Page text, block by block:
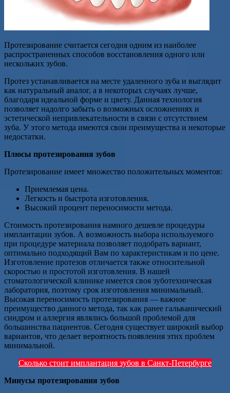
Протезирование считается сегодня одним из наиболее
распространенных способов восстановления одного или
нескольких зубов.
Протез устанавливается на месте удаленного зуба и выглядит
как натуральный аналог, а в некоторых случаях лучше,
благодаря идеальной форме и цвету. Данная технология
позволяет надолго забыть о возможных осложнениях и
эстетической непривлекательности в связи с отсутствием
зуба. У этого метода имеются свои преимущества и некоторые
недостатки.
Плюсы протезирования зубов
Протезирование имеет множество положительных моментов:
Приемлемая цена.
Легкость и быстрота изготовления.
Высокий процент переносимости метода.
Стоимость протезирования намного дешевле процедуры
имплантации зубов. А возможность выбора используемого
при процедуре материала позволяет подобрать вариант,
оптимально подходящий Вам по характеристикам и по цене.
Изготовление протезов отличается также относительной
скоростью и простотой изготовления. В нашей
стоматологической клинике имеется своя зуботехническая
лаборатория, поэтому срок изготовления минимальный.
Высокая переносимость протезирования — важное
преимущество данного метода, так как ранее гальванический
синдром и аллергия являлись большой проблемой для
большинства пациентов. Сегодня существует широкий выбор
вариантов, что делает вероятность появления этих проблем
минимальной.
Сколько стоит имплантация зубов в Санкт-Петербурге
Минусы протезирования зубов